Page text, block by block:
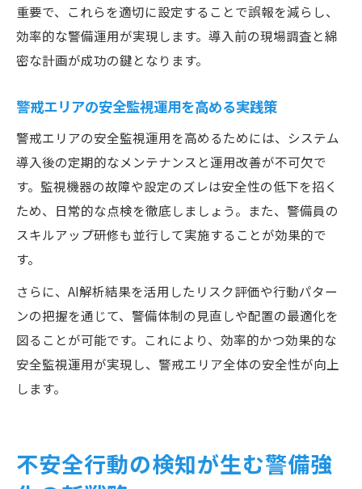
重要で、これらを適切に設定することで誤報を減らし、
効率的な警備運用が実現します。導入前の現場調査と綿
密な計画が成功の鍵となります。
警戒エリアの安全監視運用を高める実践策
警戒エリアの安全監視運用を高めるためには、システム
導入後の定期的なメンテナンスと運用改善が不可欠で
す。監視機器の故障や設定のズレは安全性の低下を招く
ため、日常的な点検を徹底しましょう。また、警備員の
スキルアップ研修も並行して実施することが効果的で
す。
さらに、AI解析結果を活用したリスク評価や行動パター
ンの把握を通じて、警備体制の見直しや配置の最適化を
図ることが可能です。これにより、効率的かつ効果的な
安全監視運用が実現し、警戒エリア全体の安全性が向上
します。
不安全行動の検知が生む警備強